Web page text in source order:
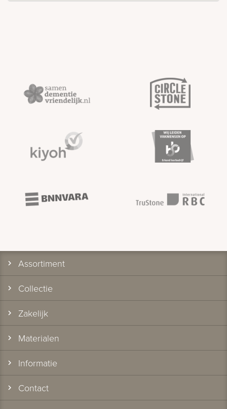
Assortiment
Collectie
Zakelijk
Materialen
Informatie
Contact